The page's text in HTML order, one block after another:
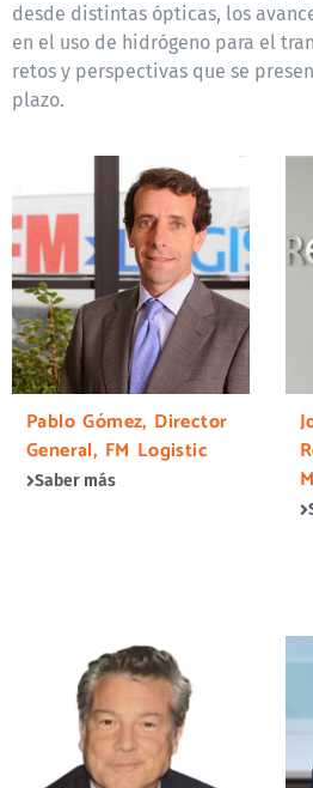
desde distintas ópticas, los
en el uso de hidrógeno para el
retos y perspectivas que se
plazo.
Pablo Gómez, Director
General, FM Logistic
Saber más